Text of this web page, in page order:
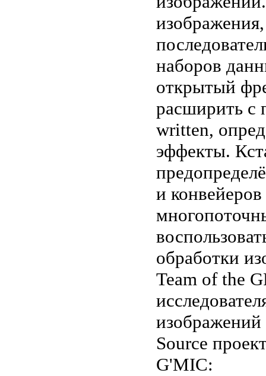
наборов
открытый
расширить с
written,
эффекты.
и
обработки
Team of the
Source
G'MIC: